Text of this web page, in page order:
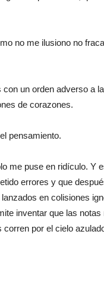
no me ilusiono no
un orden adverso a
de corazones.
pensamiento.
me puse en ridículo. Y
errores y que
en colisiones
inventar que las
por el cielo